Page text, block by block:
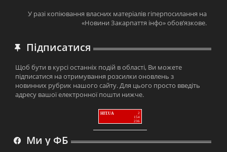
У разі копіювання власних матеріалів гіперпосилання на
«Новини Закарпаття інфо» обов’язкове.
Підписатися
Щоб бути в курсі останніх подій в області, Ви можете
підписатися на отримування розсилки оновлень з
новинних рубрик нашого сайту. Для цього просто введіть
адресу вашої електронної пошти нижче.
HIT.UA
2
154
236
Ми у ФБ